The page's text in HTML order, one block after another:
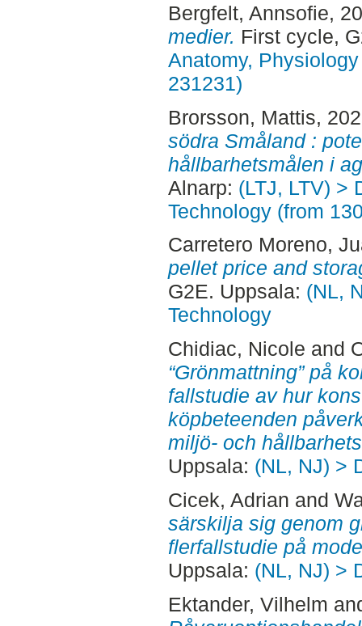
Bergfelt, Annsofie,
medier. First cycle,
Anatomy,
231231)
Brorsson, Mattis,
södra Småland :
hållbarhetsmålen i
Alnarp: (LTJ, LTV) >
Technology (from
Carretero Moreno,
pellet price and
G2E. Uppsala: (NL,
Technology
Chidiac, Nicole and
“Grönmattning” på
fallstudie av hur
köpbeteenden
miljö- och
Uppsala: (NL, NJ) >
Cicek, Adrian and
särskilja sig genom
flerfallstudie på
Uppsala: (NL, NJ) >
Ektander, Vilhelm